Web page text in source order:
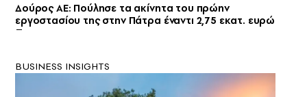
Δούρος AE: Πούλησε τα ακίνητα του πρώην
εργοστασίου της στην Πάτρα έναντι 2,75 εκατ. ευρώ
BUSINESS INSIGHTS